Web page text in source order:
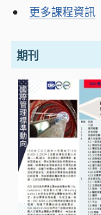
更多課程資訊
期刊